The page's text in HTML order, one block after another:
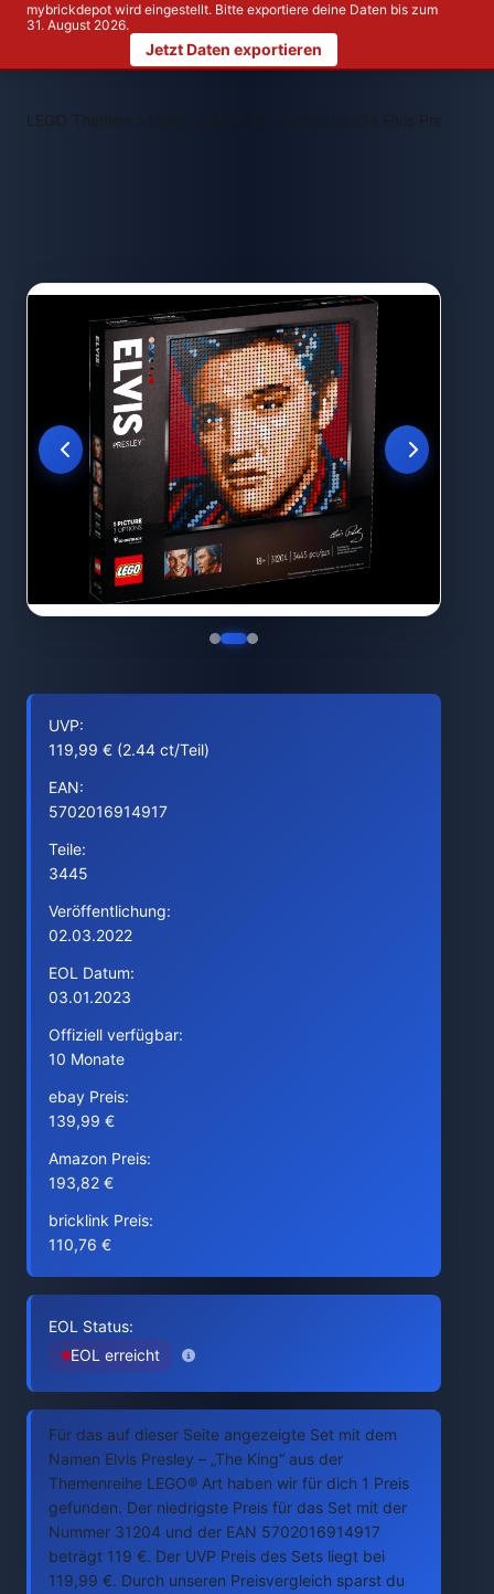
mybrickdepot wird eingestellt. Bitte exportiere deine Daten bis zum
31. August 2026.
Jetzt Daten exportieren
LEGO Themen > LEGO 31204 Elvis Presley –
UVP:
119,99 € (2.44 ct/Teil)
EAN:
5702016914917
Teile:
3445
Veröffentlichung:
02.03.2022
EOL Datum:
03.01.2023
Offiziell verfügbar:
10 Monate
ebay Preis:
139,99 €
Amazon Preis:
193,82 €
bricklink Preis:
110,76 €
EOL Status:
EOL erreicht
Für das auf dieser Seite angezeigte Set mit dem
Namen Elvis Presley – „The King“ aus der
Themenreihe LEGO® Art haben wir für dich 1 Preis
gefunden. Der niedrigste Preis für das Set mit der
Nummer 31204 und der EAN 5702016914917
beträgt 119 €. Der UVP Preis des Sets liegt bei
119,99 €. Durch unseren Preisvergleich sparst du